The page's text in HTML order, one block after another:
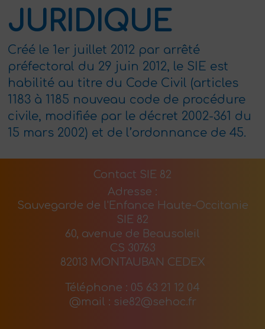
JURIDIQUE
Créé le 1er juillet 2012 par arrêté
préfectoral du 29 juin 2012, le SIE est
habilité au titre du Code Civil (articles
1183 à 1185 nouveau code de procédure
civile, modifiée par le décret 2002-361 du
15 mars 2002) et de l’ordonnance de 45.
Contact SIE 82
Adresse :
Sauvegarde de l'Enfance Haute-Occitanie
SIE 82
60, avenue de Beausoleil
CS 30763
82013 MONTAUBAN CEDEX
Téléphone : 05 63 21 12 04
@mail : sie82@sehoc.fr